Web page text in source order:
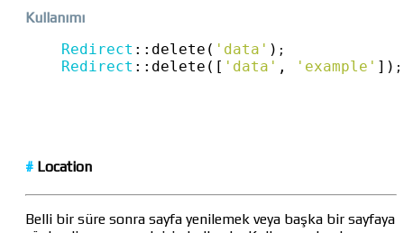
Kullanımı
Redirect :: delete( 'data' )
Redirect :: delete([ 'data' , 'example' ]) ;
# Location
Belli bir süre sonra sayfa yenilemek veya başka bir sayfaya